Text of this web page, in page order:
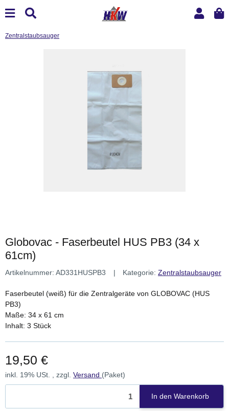
Zentralstaubsauger
Globovac - Faserbeutel HUS PB3 (34 x
61cm)
Artikelnummer: AD331HUSPB3 Kategorie: Zentralstaubsauger
Faserbeutel (weiß) für die Zentralgeräte von GLOBOVAC (HUS
PB3)
Maße: 34 x 61 cm
Inhalt: 3 Stück
19,50 €
inkl. 19% USt. , zzgl. Versand (Paket)
In den Warenkorb